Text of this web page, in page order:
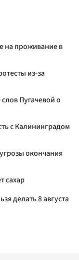
на проживание в
из-за
Пугачевой о
с Калининградом
окончания
сахар
делать 8 августа